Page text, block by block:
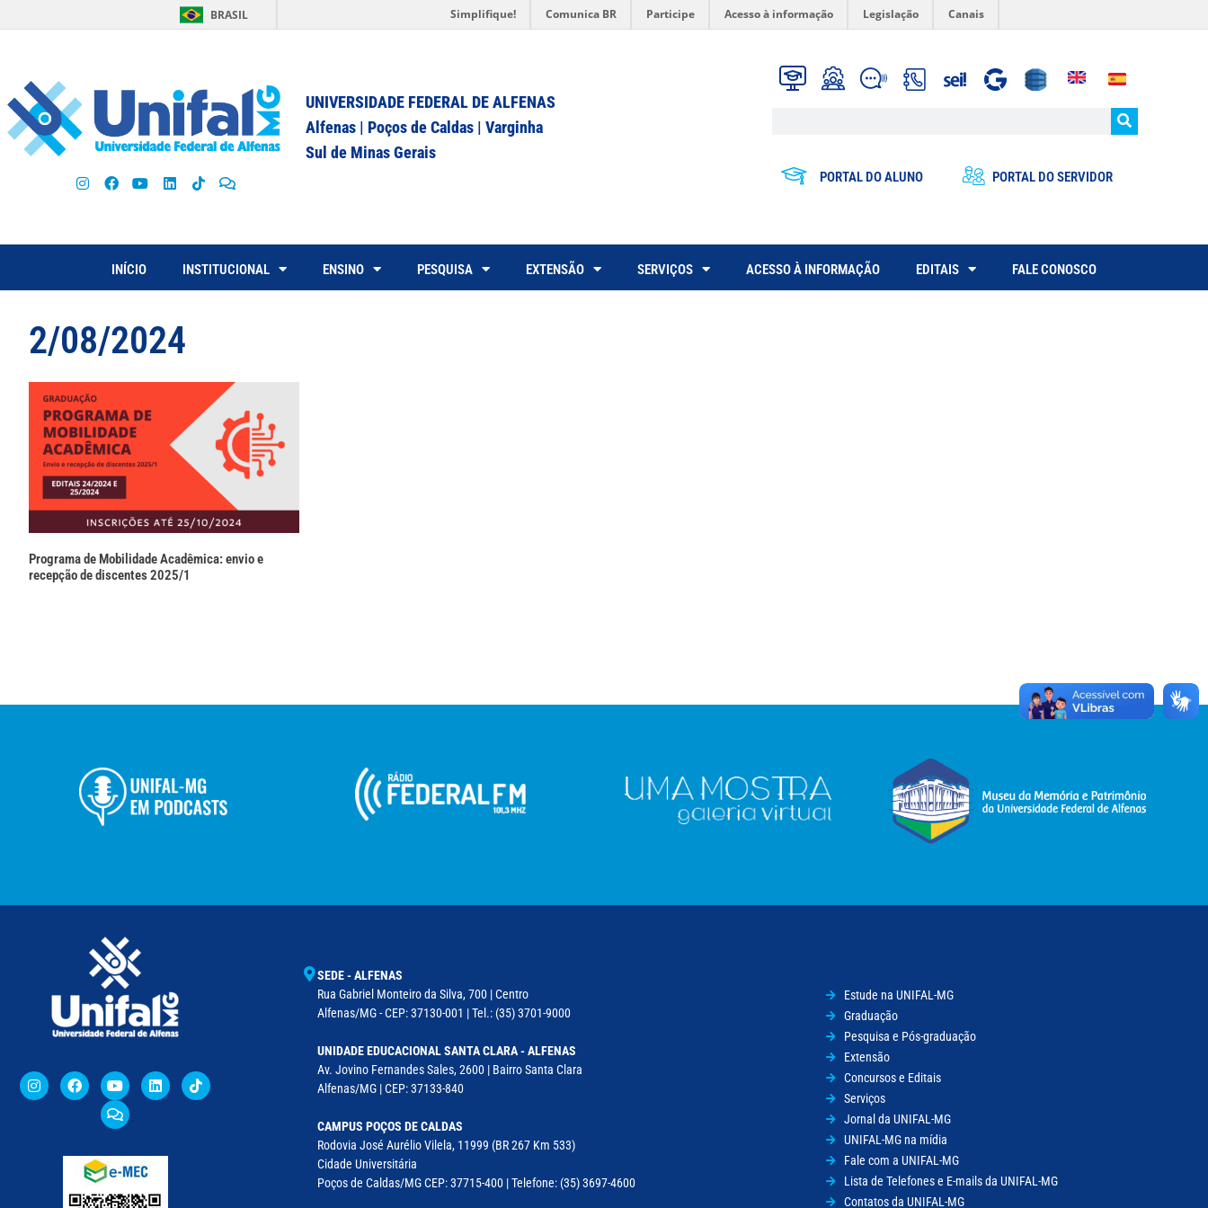
BRASIL Simplifique! Comunica BR Participe Acesso à informação Legislação Canais
UNIVERSIDADE FEDERAL DE ALFENAS
Alfenas | Poços de Caldas | Varginha
Sul de Minas Gerais
PORTAL DO ALUNO PORTAL DO SERVIDOR
INÍCIO INSTITUCIONAL ENSINO PESQUISA EXTENSÃO SERVIÇOS ACESSO À INFORMAÇÃO EDITAIS FALE CONOSCO
2/08/2024
Programa de Mobilidade Acadêmica: envio e
recepção de discentes 2025/1
SEDE - ALFENAS
Rua Gabriel Monteiro da Silva, 700 | Centro
Alfenas/MG - CEP: 37130-001 | Tel.: (35) 3701-9000
UNIDADE EDUCACIONAL SANTA CLARA - ALFENAS
Av. Jovino Fernandes Sales, 2600 | Bairro Santa Clara
Alfenas/MG | CEP: 37133-840
CAMPUS POÇOS DE CALDAS
Rodovia José Aurélio Vilela, 11999 (BR 267 Km 533)
Cidade Universitária
Poços de Caldas/MG CEP: 37715-400 | Telefone: (35) 3697-4600
Estude na UNIFAL-MG
Graduação
Pesquisa e Pós-graduação
Extensão
Concursos e Editais
Serviços
Jornal da UNIFAL-MG
UNIFAL-MG na mídia
Fale com a UNIFAL-MG
Lista de Telefones e E-mails da UNIFAL-MG
Contatos da UNIFAL-MG